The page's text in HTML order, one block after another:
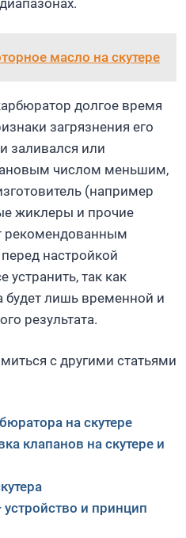
масло на скутере
долгое время
загрязнения его
заливался или
числом меньшим,
(например
жиклеры и прочие
рекомендованным
настройкой
устранить, так как
будет лишь временной и
результата.
с другими статьями
на скутере
клапанов на скутере и
и принцип